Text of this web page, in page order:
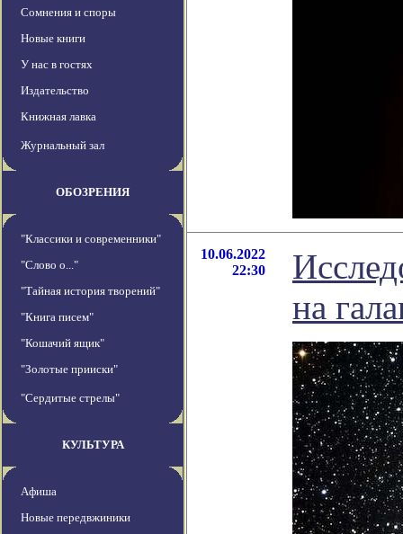
Сомнения и споры
Новые книги
У нас в гостях
Издательство
Книжная лавка
Журнальный зал
ОБОЗРЕНИЯ
"Классики и современники"
"Слово о..."
"Тайная история творений"
"Книга писем"
"Кошачий ящик"
"Золотые прииски"
"Сердитые стрелы"
КУЛЬТУРА
Афиша
Новые передвжиники
10.06.2022
22:30
на